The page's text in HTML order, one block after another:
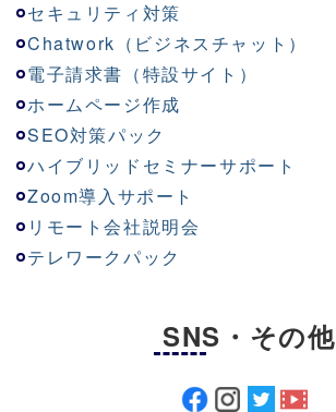
セキュリティ対策
Chatwork（ビジネスチャット）
電子請求書（特設サイト）
ホームページ作成
SEO対策パック
ハイブリッドセミナーサポート
Zoom導入サポート
リモート会社説明会
テレワークパック
SNS・その他